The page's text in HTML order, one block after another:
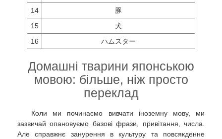
14
豚
15
犬
16
ハムスター
Домашні тварини японською
мовою: більше, ніж просто
переклад
Коли ми починаємо вивчати іноземну мову, ми
зазвичай опановуємо базові фрази, привітання, числа.
Але справжнє занурення в культуру та повсякденне